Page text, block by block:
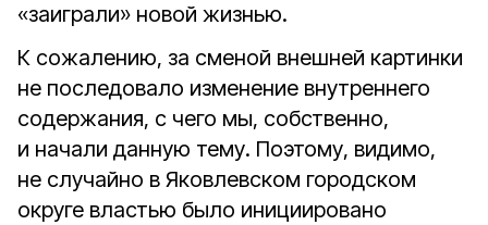
«заиграли» новой жизнью.
К сожалению, за сменой внешней картинки
не последовало изменение внутреннего
содержания, с чего мы, собственно,
и начали данную тему. Поэтому, видимо,
не случайно в Яковлевском городском
округе властью было инициировано